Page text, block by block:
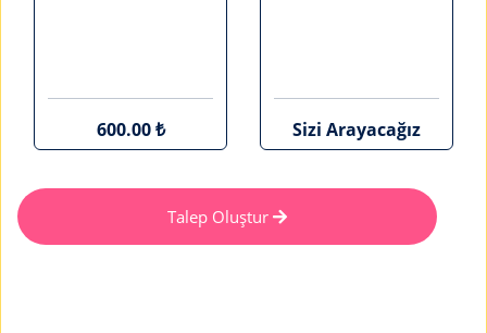
600.00 ₺ Sizi Arayacağız
Talep Oluştur